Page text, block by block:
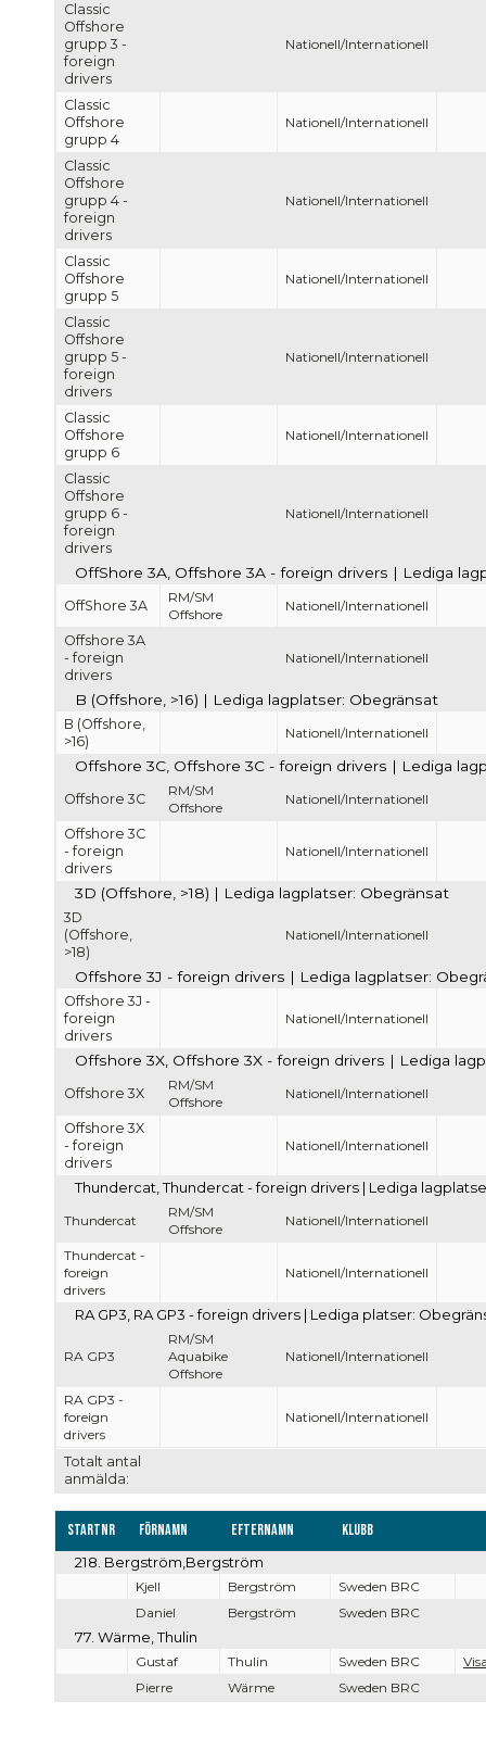
Totalt antal
anmälda:
Classic
Offshore
grupp 3 -
foreign
drivers
Nationell/Internationell
Classic
Offshore
grupp 4
Nationell/Internationell
Classic
Offshore
grupp 4 -
foreign
drivers
Nationell/Internationell
Classic
Offshore
grupp 5
Nationell/Internationell
Classic
Offshore
grupp 5 -
foreign
drivers
Nationell/Internationell
Classic
Offshore
grupp 6
Nationell/Internationell
Classic
Offshore
grupp 6 -
foreign
drivers
Nationell/Internationell
OffShore 3A, Offshore 3A - foreign drivers | Lediga
OffShore 3A
RM/SM
Offshore
Nationell/Internationell
Offshore 3A
- foreign
drivers
Nationell/Internationell
B (Offshore, >16) | Lediga lagplatser: Obegränsat
B (Offshore,
>16)
Nationell/Internationell
Offshore 3C, Offshore 3C - foreign drivers | Lediga
Offshore 3C
RM/SM
Offshore
Nationell/Internationell
Offshore 3C
- foreign
drivers
Nationell/Internationell
3D (Offshore, >18) | Lediga lagplatser: Obegränsat
3D
(Offshore,
>18)
Nationell/Internationell
Offshore 3J - foreign drivers | Lediga lagplatser:
Offshore 3J -
foreign
drivers
Nationell/Internationell
Offshore 3X, Offshore 3X - foreign drivers | Lediga
Offshore 3X
RM/SM
Offshore
Nationell/Internationell
Offshore 3X
- foreign
drivers
Nationell/Internationell
Thundercat, Thundercat - foreign drivers | Lediga
Thundercat
RM/SM
Offshore
Nationell/Internationell
Thundercat -
foreign
drivers
Nationell/Internationell
RA GP3, RA GP3 - foreign drivers | Lediga platser:
RA GP3
RM/SM
Aquabike
Offshore
Nationell/Internationell
RA GP3 -
foreign
drivers
Nationell/Internationell
Startnr Förnamn Efternamn Klubb
218. Bergström,Bergström
Kjell Bergström
Sweden BRC
Daniel
Bergström Sweden BRC
77. Wärme, Thulin
Gustaf Thulin Sweden BRC
Pierre
Wärme Sweden BRC